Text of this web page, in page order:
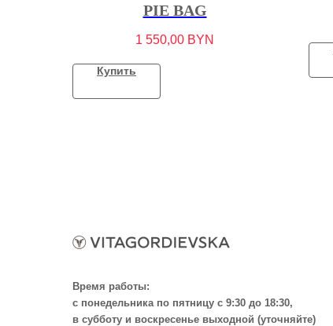
PIE BAG
1 550,00 BYN
Купить
Время работы:
с понедельника по пятницу с 9:30 до 18:30,
в субботу и воскресенье выходной (уточняйте)